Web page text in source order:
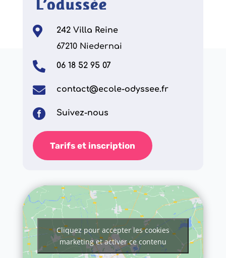

242 Villa Reine
67210 Niedernai
 06 18 52 95 07
 contact@ecole-odyssee.fr
 Suivez-nous
Tarifs et inscription
Cliquez pour accepter les cookies
marketing et activer ce contenu